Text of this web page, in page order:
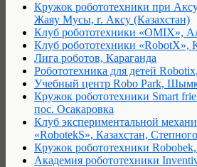
Кружок робототехники при
Жаяу Мусы, г. Аксу (Казахстан)
Клуб робототехники «OMIX»,
Клуб робототехники «RobotX»,
Лига роботов, Караганда
Робототехника для детей
Учебный центр Robo Park,
Кружок робототехники Smart
пос. Осакаровка
Клуб экспериментальной
«RobotekS», Казахстан,
Кружок робототехники
Академия робототехники